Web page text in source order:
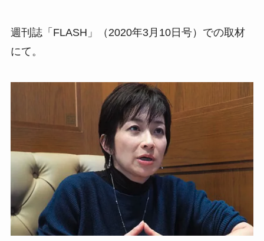
週刊誌「FLASH」（2020年3月10日号）での取材
にて。